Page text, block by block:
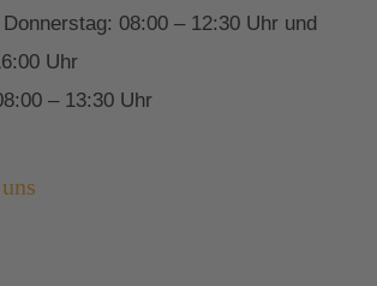
08:00 – 12:30 Uhr und
Uhr
– 13:30 Uhr